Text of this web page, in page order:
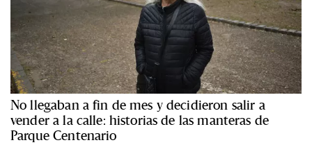
No llegaban a fin de mes y decidieron salir a
vender a la calle: historias de las manteras de
Parque Centenario